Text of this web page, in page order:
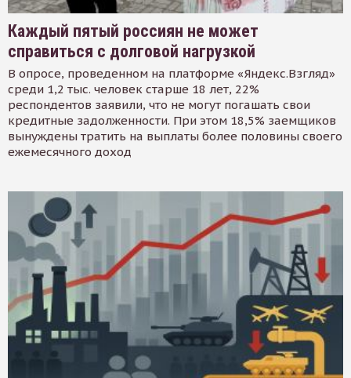
Каждый пятый россиян не может
справиться с долговой нагрузкой
В опросе, проведенном на платформе «Яндекс.Взгляд»
среди 1,2 тыс. человек старше 18 лет, 22%
респондентов заявили, что не могут погашать свои
кредитные задолженности. При этом 18,5% заемщиков
вынуждены тратить на выплаты более половины своего
ежемесячного доход